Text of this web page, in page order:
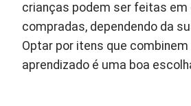
crianças podem ser feitas em
compradas, dependendo da
Optar por itens que combinem
aprendizado é uma boa